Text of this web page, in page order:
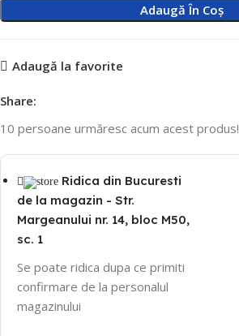
Adaugă În Coș
Adaugă la favorite
Share:
10 persoane urmăresc acum acest produs!
Ridica din Bucuresti
de la magazin - Str.
Margeanului nr. 14, bloc M50,
sc. 1
Se poate ridica dupa ce primiti
confirmare de la personalul
magazinului